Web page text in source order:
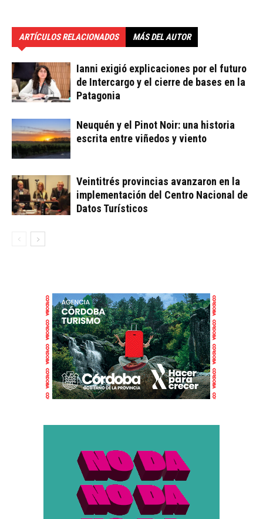
ARTÍCULOS RELACIONADOS MÁS DEL AUTOR
Ianni exigió explicaciones por el futuro
de Intercargo y el cierre de bases en la
Patagonia
Neuquén y el Pinot Noir: una historia
escrita entre viñedos y viento
Veintitrés provincias avanzaron en la
implementación del Centro Nacional de
Datos Turísticos